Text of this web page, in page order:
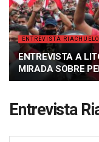
ENTREVISTA RIACHUELO
ENTREVISTA A
MIRADA SOBRE
Entrevista